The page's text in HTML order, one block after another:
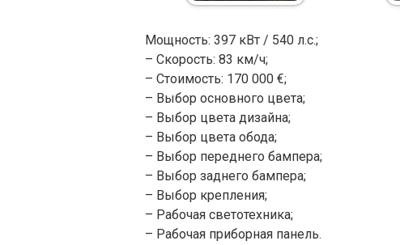
Мощность: 397 кВт / 540 л.с.;
– Скорость: 83 км/ч;
– Стоимость: 170 000 €;
– Выбор основного цвета;
– Выбор цвета дизайна;
– Выбор цвета обода;
– Выбор переднего бампера;
– Выбор заднего бампера;
– Выбор крепления;
– Рабочая светотехника;
– Рабочая приборная панель.